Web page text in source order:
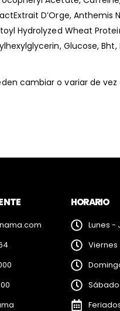
D’Orge,
Hydrolyzed Wheat
Glucose,
cambiar o variar de
HORARIO
Lunes -